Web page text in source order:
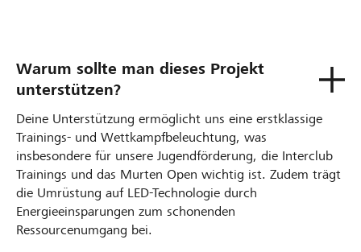
Warum sollte man dieses Projekt
unterstützen?
Deine Unterstützung ermöglicht uns eine erstklassige
Trainings- und Wettkampfbeleuchtung, was
insbesondere für unsere Jugendförderung, die Interclub
Trainings und das Murten Open wichtig ist. Zudem trägt
die Umrüstung auf LED-Technologie durch
Energieeinsparungen zum schonenden
Ressourcenumgang bei.